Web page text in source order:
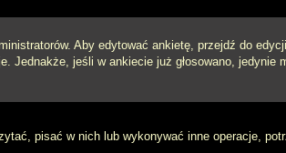
Aby edytować ankietę, przejdź do
Jednakże, jeśli w ankiecie już głosowano,
pisać w nich lub wykonywać inne operacje,